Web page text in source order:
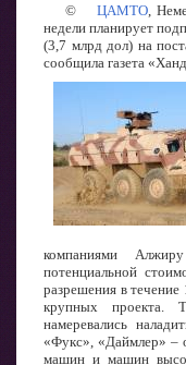
© ЦАМТО ,
недели планирует
(3,7 млрд дол) на
сообщила газета
компаниями
потенциальной
разрешения в течение
крупных проекта.
намеревались
«Фукс», «Даймлер» –
машин и машин